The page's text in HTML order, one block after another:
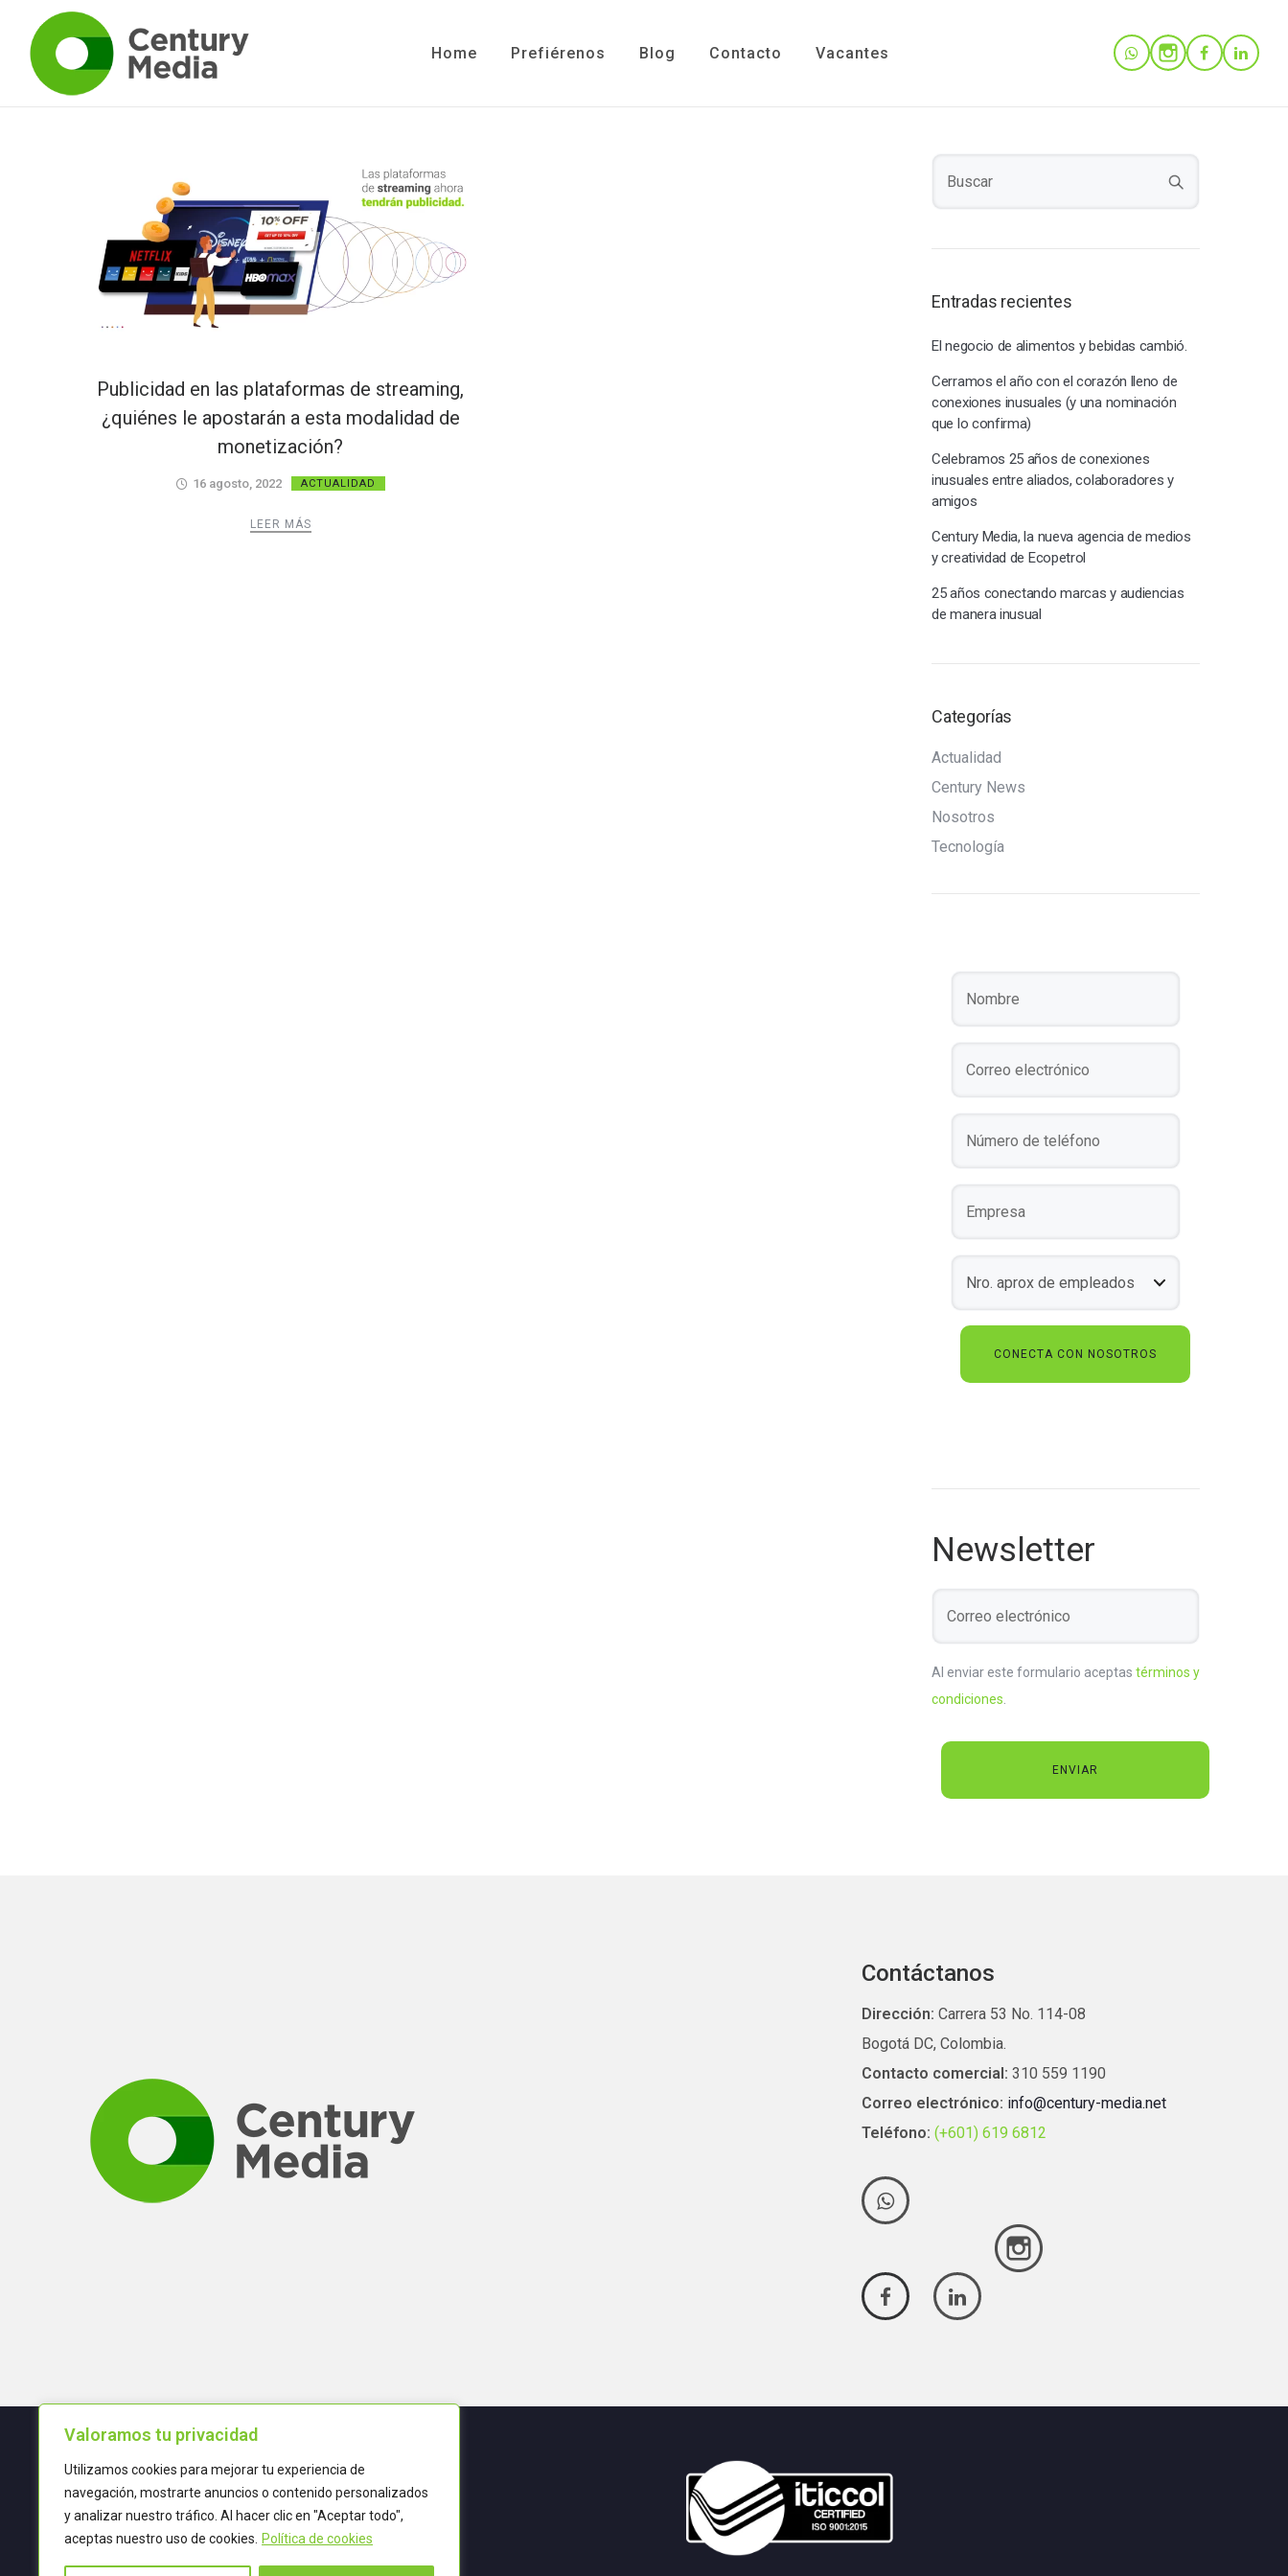
Valoramos tu privacidad
Utilizamos cookies para mejorar tu experiencia de
navegación, mostrarte anuncios o contenido personalizados
y analizar nuestro tráfico. Al hacer clic en "Aceptar todo",
aceptas nuestro uso de cookies.
Política de cookies
Home Prefiérenos Blog Contacto Vacantes
Publicidad en las plataformas de streaming,
¿quiénes le apostarán a esta modalidad de
monetización?
16 agosto, 2022 ACTUALIDAD
LEER MÁS
Entradas recientes
El negocio de alimentos y bebidas cambió.
Cerramos el año con el corazón lleno de
conexiones inusuales (y una nominación
que lo confirma)
Celebramos 25 años de conexiones
inusuales entre aliados, colaboradores y
amigos
Century Media, la nueva agencia de medios
y creatividad de Ecopetrol
25 años conectando marcas y audiencias
de manera inusual
Categorías
Actualidad
Century News
Nosotros
Tecnología
Newsletter
Al enviar este formulario aceptas términos y
condiciones
Contáctanos
Dirección: Carrera 53 No. 114-08
Bogotá DC, Colombia.
Contacto comercial: 310 559 1190
Correo electrónico: info@century-media.net
Teléfono: (+601) 619 6812
Términos y condiciones
POLÍTICA DE CALIDAD
TRATAMIENTO DE DATOS